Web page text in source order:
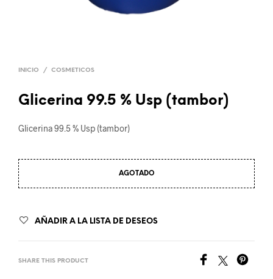
INICIO / COSMETICOS
Glicerina 99.5 % Usp (tambor)
Glicerina 99.5 % Usp (tambor)
AGOTADO
AÑADIR A LA LISTA DE DESEOS
SHARE THIS PRODUCT